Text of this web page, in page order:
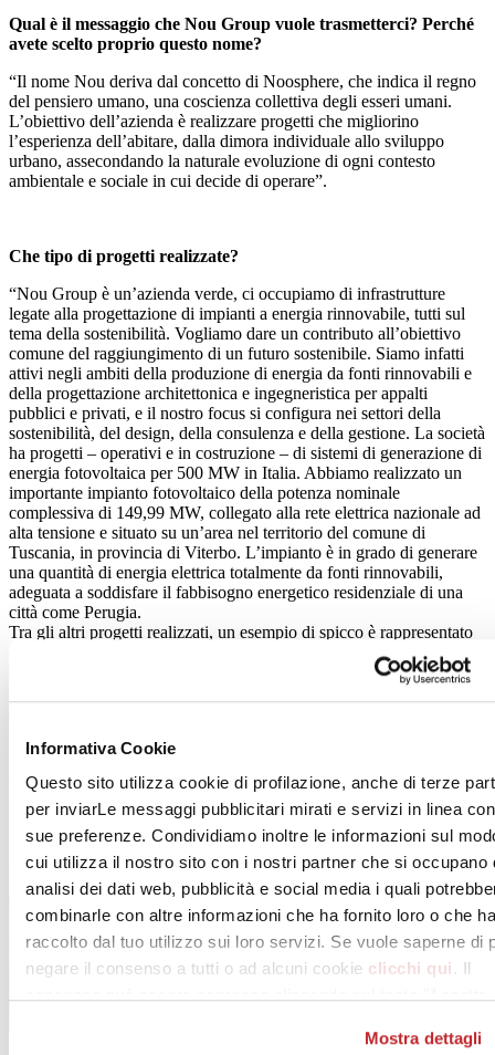
Informativa Cookie
Questo sito utilizza cookie di profilazione, anche di terze
per inviarLe messaggi pubblicitari mirati e servizi in linea
sue preferenze. Condividiamo inoltre le informazioni sul
cui utilizza il nostro sito con i nostri partner che si occupano
analisi dei dati web, pubblicità e social media i quali
combinarle con altre informazioni che ha fornito loro o che
raccolto dal tuo utilizzo sui loro servizi. Se vuole saperne di
negare il consenso a tutti o ad alcuni cookie clicchi qui . Il
Mostra dettagli
Qual è il messaggio che Nou Group vuole trasmetterci? Perché
avete scelto proprio questo nome?
“Il nome Nou deriva dal concetto di Noosphere, che indica il regno
del pensiero umano, una coscienza collettiva degli esseri umani.
L’obiettivo dell’azienda è realizzare progetti che migliorino
l’esperienza dell’abitare, dalla dimora individuale allo sviluppo
urbano, assecondando la naturale evoluzione di ogni contesto
ambientale e sociale in cui decide di operare”.
Che tipo di progetti realizzate?
“Nou Group è un’azienda verde, ci occupiamo di infrastrutture
legate alla progettazione di impianti a energia rinnovabile, tutti sul
tema della sostenibilità. Vogliamo dare un contributo all’obiettivo
comune del raggiungimento di un futuro sostenibile. Siamo infatti
attivi negli ambiti della produzione di energia da fonti rinnovabili e
della progettazione architettonica e ingegneristica per appalti
pubblici e privati, e il nostro focus si configura nei settori della
sostenibilità, del design, della consulenza e della gestione. La società
ha progetti – operativi e in costruzione – di sistemi di generazione di
energia fotovoltaica per 500 MW in Italia. Abbiamo realizzato un
importante impianto fotovoltaico della potenza nominale
complessiva di 149,99 MW, collegato alla rete elettrica nazionale ad
alta tensione e situato su un’area nel territorio del comune di
Tuscania, in provincia di Viterbo. L’impianto è in grado di generare
una quantità di energia elettrica totalmente da fonti rinnovabili,
adeguata a soddisfare il fabbisogno energetico residenziale di una
città come Perugia.
Tra gli altri progetti realizzati, un esempio di spicco è rappresentato
dal Centro Logistico Protezione Civile Regione Lazio a Capena, che
si configura in due edifici, il Centro Polifunzionale ed il Centro
Logistico per la Protezione Civile, i quali dialogano tra di loro per